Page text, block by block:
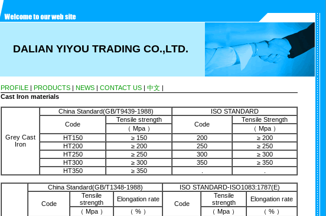
DALIAN YIYOU TRADING CO.,LTD.
PROFILE | PRODUCTS | NEWS | CONTACT US | 中文 |
Cast Iron materials
Grey Cast
Iron
China Standard(GB/T9439-1988)
ISO STANDARD
Code
Tensile strength
Code
Tensile Strength
（ Mpa ）
（ Mpa ）
HT150
≥ 150 200
≥ 200
HT200
≥ 200 250
≥ 250
HT250
≥ 250 300
≥ 300
HT300
≥ 300 350
≥ 350
HT350
≥ 350
China Standard(GB/T1348-1988) ISO STANDARD-ISO1083:1787(E)
Code
Tensile
strength
Elongation rate
Code
Tensile
strength
Elongation rate
（ Mpa ）
（ % ） （ Mpa ）
（ % ）